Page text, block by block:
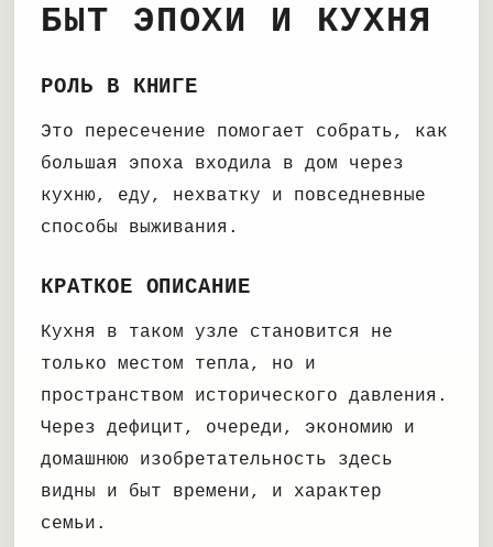
БЫТ ЭПОХИ И КУХНЯ
РОЛЬ В КНИГЕ
Это пересечение помогает собрать, как
большая эпоха входила в дом через
кухню, еду, нехватку и повседневные
способы выживания.
КРАТКОЕ ОПИСАНИЕ
Кухня в таком узле становится не
только местом тепла, но и
пространством исторического давления.
Через дефицит, очереди, экономию и
домашнюю изобретательность здесь
видны и быт времени, и характер
семьи.